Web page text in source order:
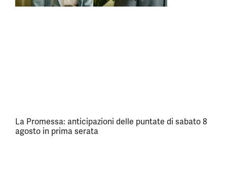
La Promessa: anticipazioni delle puntate di sabato 8
agosto in prima serata